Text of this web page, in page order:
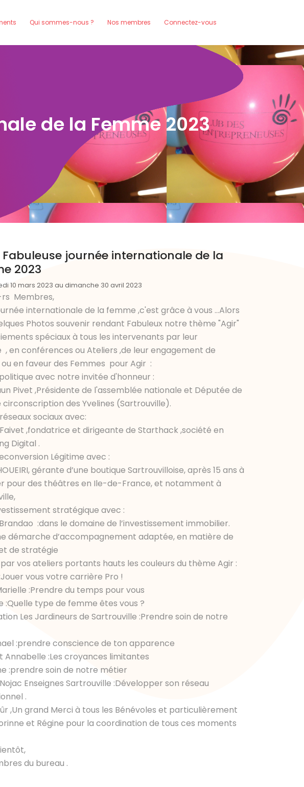
Qui sommes-nous ? Nos membres Connectez-vous
de la Femme 2023
Fabuleuse journée internationale de la
2023
10 mars 2023 au dimanche 30 avril 2023
Membres,
internationale de la femme ,c'est grâce à vous ...Alors
Photos souvenir rendant Fabuleux notre thème "Agir"
spéciaux à tous les intervenants par leur
en conférences ou Ateliers ,de leur engagement de
en faveur des Femmes pour Agir :
politique avec notre invitée d'honneur :
Pivet ,Présidente de l'assemblée nationale et Députée de
circonscription des Yvelines (Sartrouville).
sociaux avec:
,fondatrice et dirigeante de Starthack ,société en
Digital .
Légitime avec :
gérante d’une boutique Sartrouvilloise, après 15 ans à
pour des théâtres en Ile-de-France, et notamment à
stratégique avec :
:dans le domaine de l’investissement immobilier.
démarche d’accompagnement adaptée, en matière de
de stratégie
par vos ateliers portants hauts les couleurs du thème Agir :
vous votre carrière Pro !
:Prendre du temps pour vous
:Quelle type de femme êtes vous ?
Les Jardineurs de Sartrouville :Prendre soin de notre
:prendre conscience de ton apparence
Annabelle :Les croyances limitantes
:prendre soin de notre métier
Enseignes Sartrouville :Développer son réseau
.
,Un grand Merci à tous les Bénévoles et particulièrement
et Régine pour la coordination de tous ces moments
du bureau .